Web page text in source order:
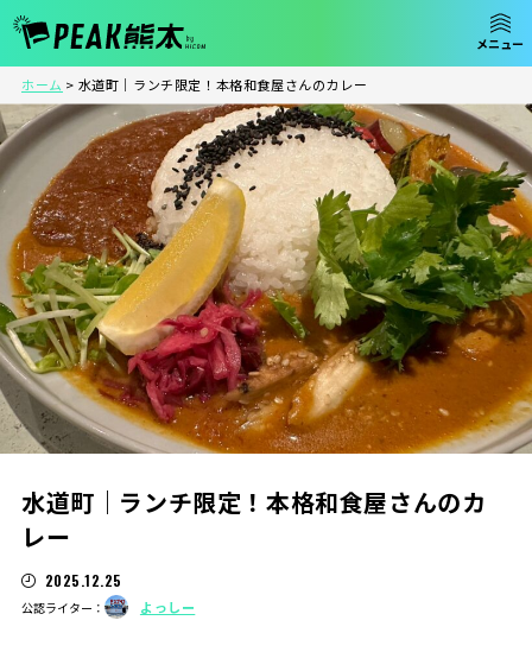
ホーム > 水道町｜ランチ限定！本格和食屋さんのカレー
水道町｜ランチ限定！本格和食屋さんのカ
レー
2025.12.25
公認ライター： よっしー